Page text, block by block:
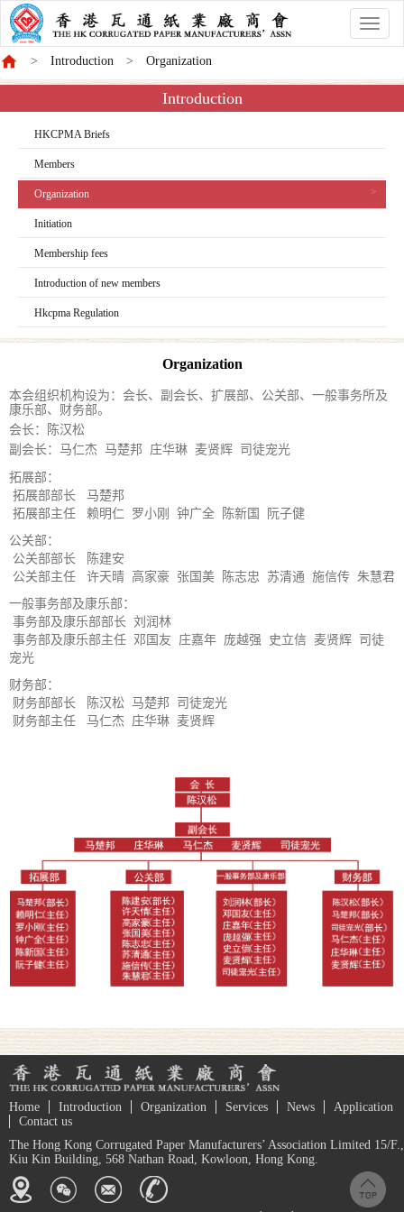
香
港
會
Introduction Organization
Introduction
HKCPMA Briefs
Members
Organization
Initiation
Membership fees
Introduction of new members
Hkcpma Regulation
Organization
本会组织机构设为：会长、副会长、扩展部、公关部、一般事务所及
康乐部、财务部。
会长：
陈汉松
副会长： 马仁杰 马楚邦 庄华琳 麦贤辉 司徒宠光
拓展部 ：
拓展部部长 马楚邦
拓展部主任 赖明仁 罗小刚 钟广全 陈新国 阮子健
公关部 ：
公关部部长 陈建安
公关部主任 许天晴 高家豪 张国美 陈志忠 苏清通 施信传 朱慧君
一般事务部及康乐部 ：
事务部及康乐部部长 刘润林
事务部及康乐部主任 邓国友 庄嘉年 庞越强 史立信 麦贤辉 司徒
宠光
财务部 ：
财务部部长 陈汉松 马楚邦 司徒宠光
财务部主任 马仁杰 庄华琳 麦贤辉
Home Introduction Organization Services News
Application
Contact us
The Hong Kong Corrugated Paper Manufacturers’ Association Limited 15/F.,
Kiu Kin Building, 568 Nathan Road, Kowloon, Hong Kong.